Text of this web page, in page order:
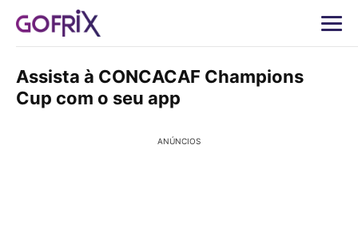
Assista à CONCACAF Champions
Cup com o seu app
ANÚNCIOS